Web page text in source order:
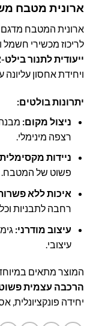
ארונית מטבח
ארונית המטבח מדגם
לריכוז מכשירי חשמל
ייעודית לתנור בילט-
ויחידת אחסון
יתרונות בולטים:
ניצול מקום:
רצפה מינימלי.
ניידות
פשוט של המטבח.
איכות ללא
רחבה לתבניות
עיצוב מודרני:
עיצובי.
המוצר מתאים
הרכבה עצמית
יחידה פונקציונלית,